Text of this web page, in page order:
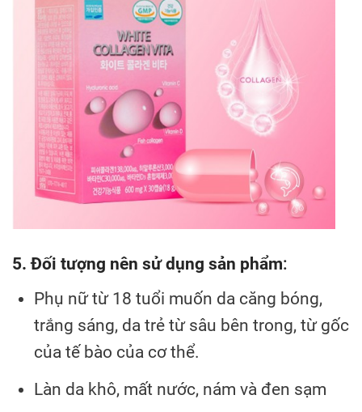
5. Đối tượng nên sử dụng sản phẩm:
Phụ nữ từ 18 tuổi muốn da căng bóng,
trắng sáng, da trẻ từ sâu bên trong, từ gốc
của tế bào của cơ thể.
Làn da khô, mất nước, nám và đen sạm